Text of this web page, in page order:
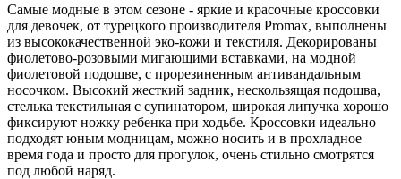
Самые модные в этом сезоне - яркие и красочные кроссовки
для девочек, от турецкого производителя Promax, выполнены
из высококачественной эко-кожи и текстиля. Декорированы
фиолетово-розовыми мигающими вставками, на модной
фиолетовой подошве, с прорезиненным антивандальным
носочком. Высокий жесткий задник, нескользящая подошва,
стелька текстильная с супинатором, широкая липучка хорошо
фиксируют ножку ребенка при ходьбе. Кроссовки идеально
подходят юным модницам, можно носить и в прохладное
время года и просто для прогулок, очень стильно смотрятся
под любой наряд.